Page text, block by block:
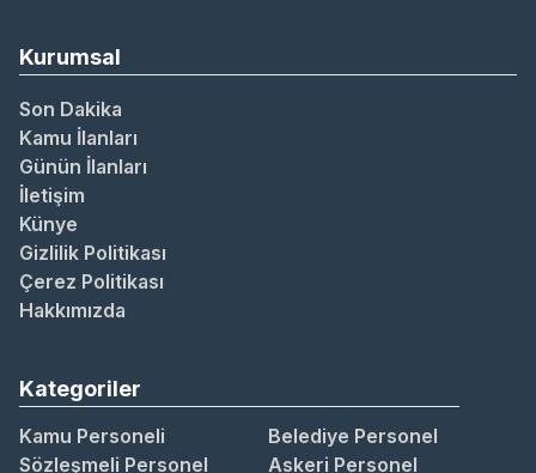
Kurumsal
Son Dakika
Kamu İlanları
Günün İlanları
İletişim
Künye
Gizlilik Politikası
Çerez Politikası
Hakkımızda
Kategoriler
Kamu Personeli
Belediye Personel
Sözleşmeli Personel
Askeri Personel